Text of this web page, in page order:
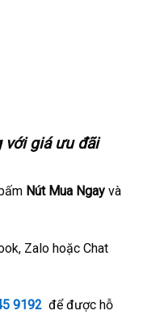
với giá ưu đãi
Nút Mua Ngay và
Zalo hoặc Chat
9192 để được hỗ